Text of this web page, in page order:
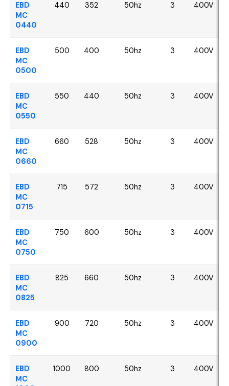
EBD
MC
0440
440 352 50hz 3 400V
EBD
MC
0500
500 400 50hz 3 400V
EBD
MC
0550
550 440 50hz 3 400V
EBD
MC
0660
660 528 50hz 3 400V
EBD
MC
0715
715 572 50hz 3 400V
EBD
MC
0750
750 600 50hz 3 400V
EBD
MC
0825
825 660 50hz 3 400V
EBD
MC
0900
900 720 50hz 3 400V
EBD
MC
1000 800 50hz 3 400V